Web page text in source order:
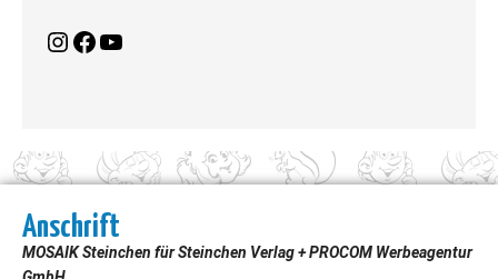
Anschrift
MOSAIK Steinchen für Steinchen Verlag + PROCOM Werbeagentur